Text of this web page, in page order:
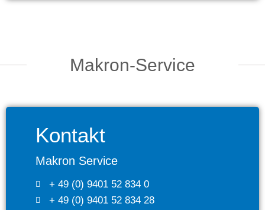
Makron-Service
Kontakt
Makron Service
+ 49 (0) 9401 52 834 0
+ 49 (0) 9401 52 834 28